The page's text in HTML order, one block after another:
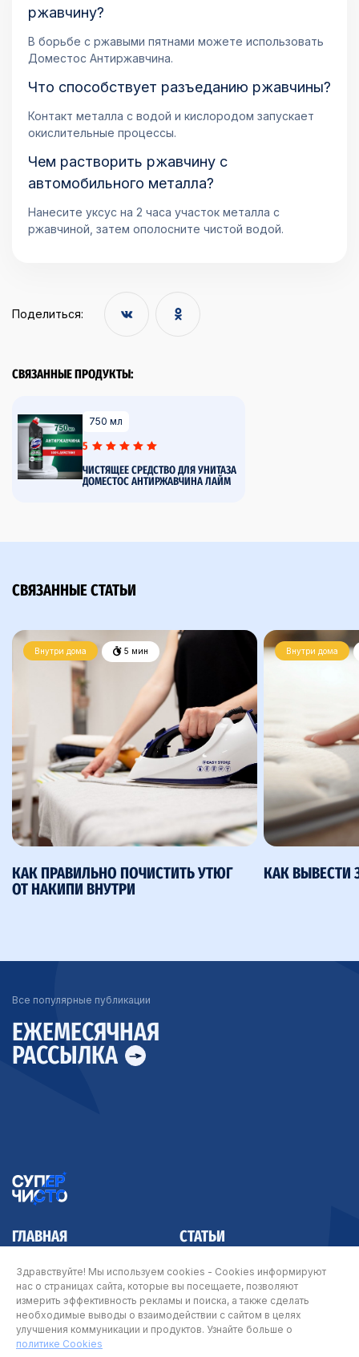
ржавчину?
В борьбе с ржавыми пятнами можете использовать
Доместос Антиржавчина.
Что способствует разъеданию ржавчины?
Контакт металла с водой и кислородом запускает
окислительные процессы.
Чем растворить ржавчину с
автомобильного металла?
Нанесите уксус на 2 часа участок металла с
ржавчиной, затем ополосните чистой водой.
Поделиться:
СВЯЗАННЫЕ ПРОДУКТЫ:
5
750 мл
ЧИСТЯЩЕЕ СРЕДСТВО ДЛЯ УНИТАЗА
ДОМЕСТОС АНТИРЖАВЧИНА ЛАЙМ
СВЯЗАННЫЕ СТАТЬИ
Внутри дома 5 мин
КАК ПРАВИЛЬНО ПОЧИСТИТЬ УТЮГ
ОТ НАКИПИ ВНУТРИ
Внутри дома
КАК ВЫВЕСТИ
Все популярные публикации
ЕЖЕМЕСЯЧНАЯ
РАССЫЛКА
ГЛАВНАЯ
СТАТЬИ
КОНТАКТЫ
© Арнест ЮниРусь 2026
Здравствуйте! Мы используем cookies - Cookies информируют
нас о страницах сайта, которые вы посещаете, позволяют
измерить эффективность рекламы и поиска, а также сделать
необходимые выводы о взаимодействии с сайтом в целях
улучшения коммуникации и продуктов. Узнайте больше о
политике Cookies